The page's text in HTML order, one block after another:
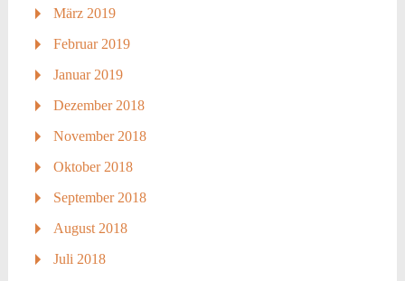
März 2019
Februar 2019
Januar 2019
Dezember 2018
November 2018
Oktober 2018
September 2018
August 2018
Juli 2018